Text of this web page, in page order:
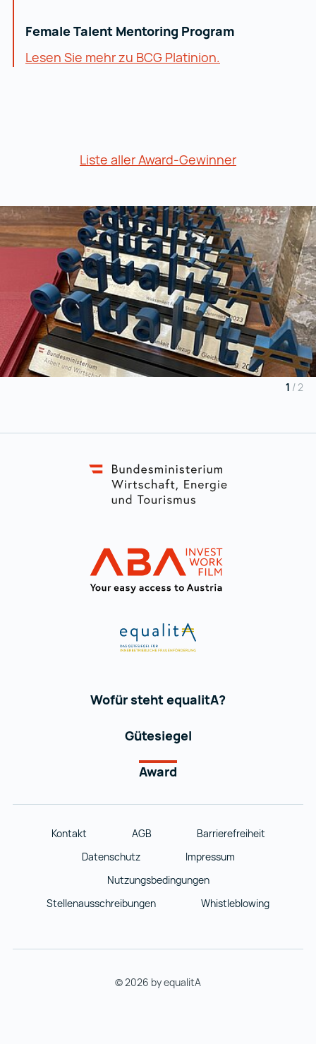
Female Talent Mentoring Program
Lesen Sie mehr zu BCG Platinion.
Liste aller Award-Gewinner
1 / 2
Wofür steht equalitA?
Gütesiegel
Award
Kontakt AGB
Barrierefreiheit
Datenschutz
Impressum
Nutzungsbedingungen
Stellenausschreibungen
Whistleblowing
© 2026 by equalitA